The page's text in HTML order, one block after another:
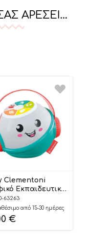
ΑΡΈΣΕΙ…
Clementoni
Εκπαιδευτικό
Έξυπνη Βοηθός
63263 – As
63263
από 15-30 ημέρες
€